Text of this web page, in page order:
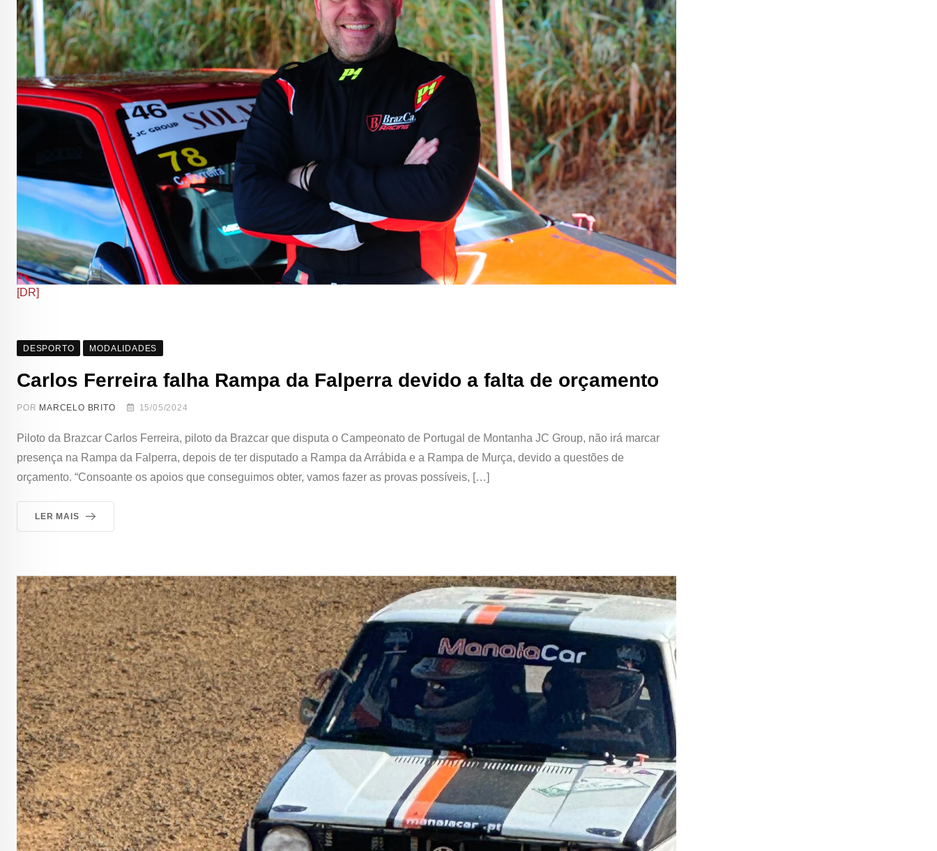
[DR]
DESPORTO MODALIDADES
Carlos Ferreira falha Rampa da Falperra devido a falta de orçamento
POR MARCELO BRITO 15/05/2024
Piloto da Brazcar Carlos Ferreira, piloto da Brazcar que disputa o Campeonato de Portugal de Montanha JC Group, não irá marcar
presença na Rampa da Falperra, depois de ter disputado a Rampa da Arrábida e a Rampa de Murça, devido a questões de
orçamento. “Consoante os apoios que conseguimos obter, vamos fazer as provas possíveis, […]
LER MAIS